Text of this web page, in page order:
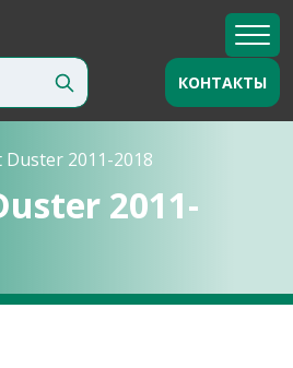
КОНТАКТЫ
Duster 2011-2018
2011-